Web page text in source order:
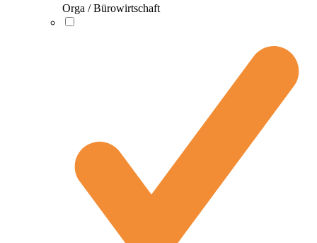
Orga / Bürowirtschaft